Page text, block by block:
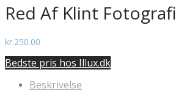
Red Af Klint Fotografi
kr.250.00
Bedste pris hos Illux.dk
Beskrivelse